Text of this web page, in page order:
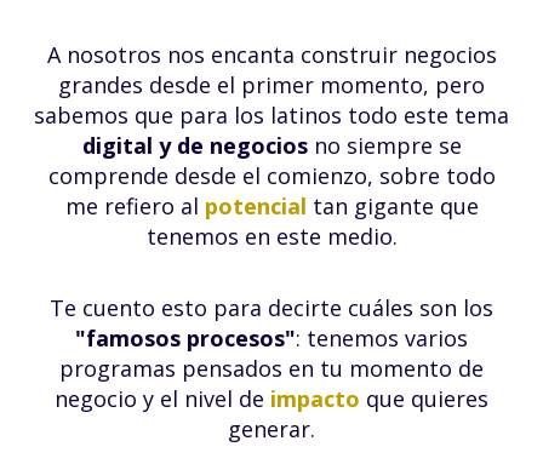
A nosotros nos encanta construir negocios
grandes desde el primer momento, pero
sabemos que para los latinos todo este tema
digital y de negociosno siempre se
comprende desde el comienzo, sobre todo
me refiero al potencial tan gigante que
tenemos en este medio.
Te cuento esto para decirte cuáles son los
"famosos procesos": tenemos varios
programas pensados en tu momento de
negocio y el nivel de impacto que quieres
generar.